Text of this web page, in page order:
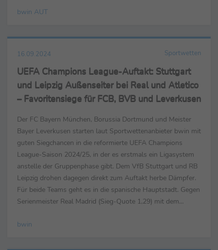
bwin AUT
16.09.2024 Sportwetten
UEFA Champions League-Auftakt: Stuttgart
und Leipzig Außenseiter bei Real und Atletico
– Favoritensiege für FCB, BVB und Leverkusen
Der FC Bayern München, Borussia Dortmund und Meister
Bayer Leverkusen starten laut Sportwettenanbieter bwin mit
guten Siegchancen in die reformierte UEFA Champions
League-Saison 2024/25, in der es erstmals ein Ligasystem
anstelle der Gruppenphase gibt. Dem VfB Stuttgart und RB
Leipzig drohen dagegen direkt zum Auftakt herbe Dämpfer.
Für beide Teams geht es in die spanische Hauptstadt. Gegen
Serienmeister Real Madrid (Sieg-Quote 1,29) mit dem
bwin